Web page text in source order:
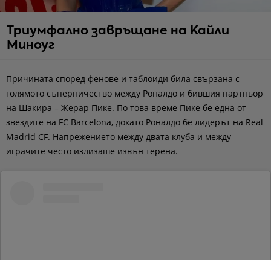
Триумфално завръщане на Кайли
Миноуг
Причината според фенове и таблоиди била свързана с
голямото съперничество между Роналдо и бившия партньор
на Шакира – Жерар Пике. По това време Пике бе една от
звездите на FC Barcelona, докато Роналдо бе лидерът на Real
Madrid CF. Напрежението между двата клуба и между
играчите често излизаше извън терена.